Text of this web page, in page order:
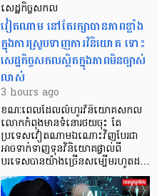
សេដ្ឋកិច្ចសកល
វៀតណាម នៅតែរក្សាបានភាពខ្លាំង
ក្នុងការស្រូបទាញការវិនិយោគ​ ទោះ
សេដ្ឋកិច្ចសកលស្ថិតក្នុងភាពមិនច្បាស់
លាស់
3 hours ago
ខណៈពេលដែលលំហូរវិនិយោគសកល
លោកកំពុងមានទំនោរថយចុះ តែ
ប្រទេសវៀតណាមឯណោះវិញបែរជា
អាចទាក់ទាញទុនវិនិយោគផ្ទាល់ពី
បរទេសបានយ៉ាងច្រើនសម្បើមរហូតដ…